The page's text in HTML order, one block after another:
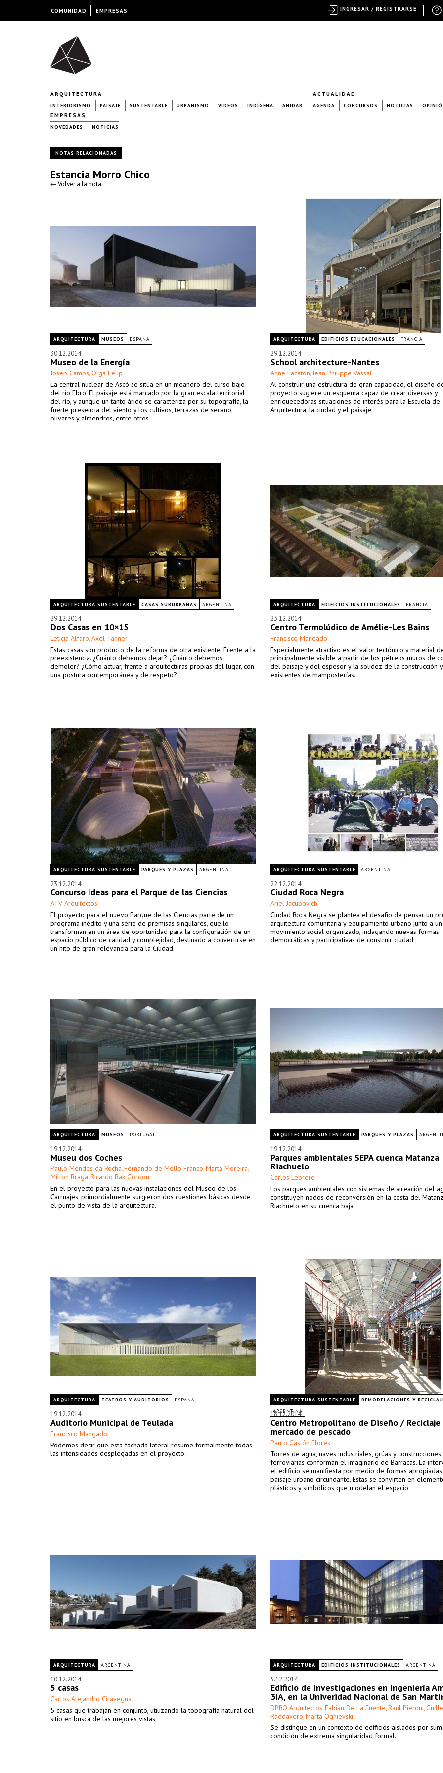
ARQUITECTURA
INTERIORISMO PAISAJE SUSTENTABLE URBANISMO VIDEOS INDÍGENA ANIDAR
ACTUALIDAD
AGENDA CONCURSOS NOTICIAS
EMPRESAS
NOVEDADES NOTICIAS
NOTAS RELACIONADAS
Estancia Morro Chico
← Volver a la nota
ARQUITECTURA MUSEOS ESPAÑA
30.12.2014
Museo de la Energía
Josep Camps, Olga Felip
La central nuclear de Ascó se sitúa en un meandro del curso bajo
del río Ebro. El paisaje está marcado por la gran escala territorial
del río, y aunque un tanto árido se caracteriza por su topografía, la
fuerte presencia del viento y los cultivos, terrazas de secano,
olivares y almendros, entre otros.
ARQUITECTURA EDIFICIOS EDUCACIONALES FRANCIA
29.12.2014
School architecture-Nantes
Anne Lacaton, Jean Philippe Vassal
Al construir una estructura de gran capacidad, el diseño
proyecto sugiere un esquema capaz de crear diversas y
enriquecedoras situaciones de interés para la Escuela de
Arquitectura, la ciudad y el paisaje.
ARQUITECTURA SUSTENTABLE CASAS SUBURBANAS ARGENTINA
29.12.2014
Dos Casas en 10×15
Leticia Alfaro, Axel Tanner
Estas casas son producto de la reforma de otra existente. Frente a la
preexistencia. ¿Cuánto debemos dejar? ¿Cuánto debemos
demoler? ¿Cómo actuar, frente a arquitecturas propias del lugar, con
una postura contemporánea y de respeto?
ARQUITECTURA EDIFICIOS INSTITUCIONALES FRANCIA
23.12.2014
Centro Termolúdico de Amélie-Les Bains
Francisco Mangado
Especialmente atractivo es el valor tectónico y material
principalmente visible a partir de los pétreos muros de
del paisaje y del espesor y la solidez de la construcción
existentes de mamposterías.
ARQUITECTURA SUSTENTABLE PARQUES Y PLAZAS ARGENTINA
23.12.2014
Concurso Ideas para el Parque de las Ciencias
ATV Arquitectos
El proyecto para el nuevo Parque de las Ciencias parte de un
programa inédito y una serie de premisas singulares, que lo
transforman en un área de oportunidad para la configuración de un
espacio público de calidad y complejidad, destinado a convertirse en
un hito de gran relevancia para la Ciudad.
ARQUITECTURA SUSTENTABLE ARGENTINA
22.12.2014
Ciudad Roca Negra
Ariel Jacubovich
Ciudad Roca Negra se plantea el desafío de pensar un
arquitectura comunitaria y equipamiento urbano junto a un
movimiento social organizado, indagando nuevas formas
democráticas y participativas de construir ciudad.
ARQUITECTURA MUSEOS PORTUGAL
19.12.2014
Museu dos Coches
Paulo Mendes da Rocha, Fernando de Mello Franco, Marta Moreira,
Milton Braga, Ricardo Bak Gordon
En el proyecto para las nuevas instalaciones del Museo de los
Carruajes, primordialmente surgieron dos cuestiones básicas desde
el punto de vista de la arquitectura.
ARQUITECTURA SUSTENTABLE PARQUES Y PLAZAS
19.12.2014
Parques ambientales SEPA cuenca Matanza
Riachuelo
Carlos Lebrero
Los parques ambientales con sistemas de aireación del
constituyen nodos de reconversión en la costa del
Riachuelo en su cuenca baja.
ARQUITECTURA TEATROS Y AUDITORIOS ESPAÑA
19.12.2014
Auditorio Municipal de Teulada
Francisco Mangado
Podemos decir que esta fachada lateral resume formalmente todas
las intensidades desplegadas en el proyecto.
ARQUITECTURA SUSTENTABLE
REMODELACIONES Y
ARGENTINA
18.12.2014
Centro Metropolitano de Diseño / Reciclaje
mercado de pescado
Paulo Gastón Flores
Torres de agua, naves industriales, grúas y construcciones
ferroviarias conforman el imaginario de Barracas. La
el edificio se manifiesta por medio de formas
paisaje urbano circundante. Estas se convirten en
plásticos y simbólicos que modelan el espacio.
ARQUITECTURA ARGENTINA
10.12.2014
5 casas
Carlos Alejandro Ciravegna
5 casas que trabajan en conjunto, utilizando la topografía natural del
sitio en busca de las mejores vistas.
ARQUITECTURA EDIFICIOS INSTITUCIONALES ARGENTINA
5.12.2014
Edificio de Investigaciones en Ingeniería
3iA, en la Univeridad Nacional de San
DPRO Arquitectos, Fabián De La Fuente, Raúl Pieroni,
Raddavero, Marta Oghievski
Se distingue en un contexto de edificios aislados por
condición de extrema singularidad formal.
COMUNIDAD EMPRESAS INGRESAR / REGISTRARSE